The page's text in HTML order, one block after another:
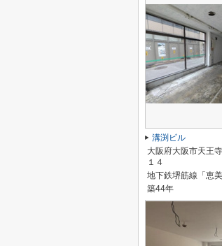
溝渕ビル
大阪府大阪市天王
１４
地下鉄堺筋線「恵
築44年